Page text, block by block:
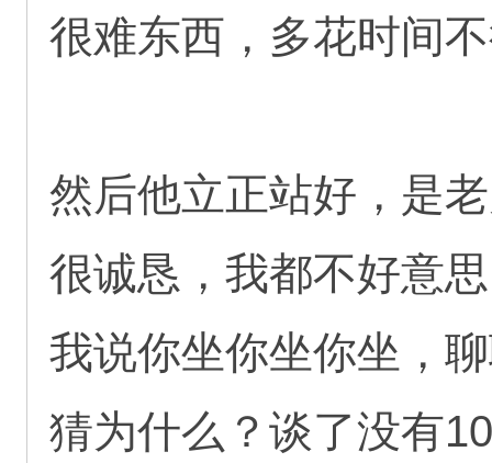
很难东西，多花时间
然后他立正站好，是
很诚恳，我都不好意
我说你坐你坐你坐，
猜为什么？谈了没有